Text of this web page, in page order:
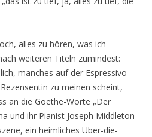
alles zu hören, was ich
weiteren Titeln zumindest:
manches auf der Espressivo-
zu meinen scheint,
an die Goethe-Worte „Der
und ihr Pianist Joseph Middleton
ein heimliches Über-die-